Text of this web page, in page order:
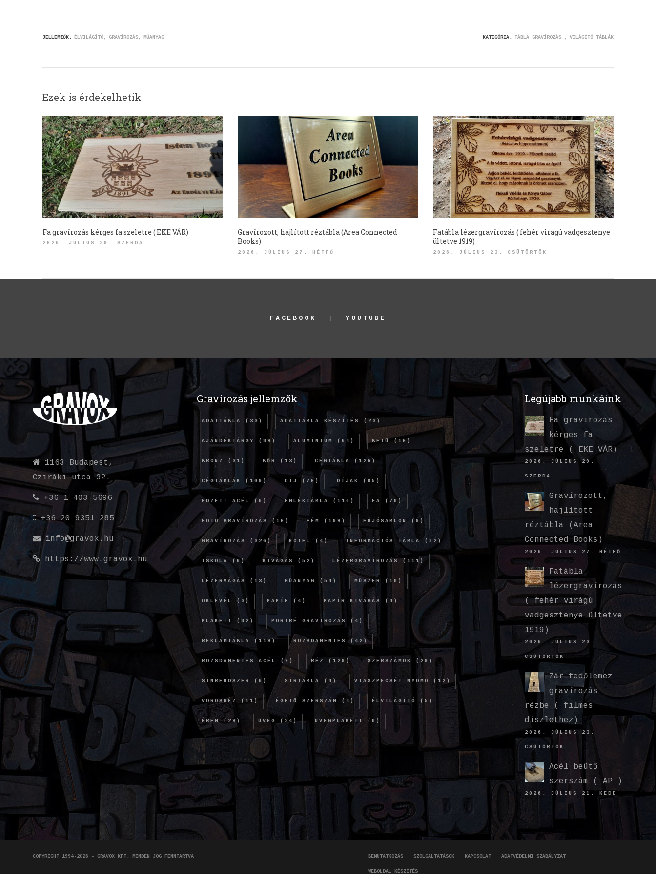
JELLEMZŐK: ÉLVILÁGÍTÓ GRAVÍROZÁS MŰANYAG KATEGÓRIA: TÁBLA GRAVÍROZÁS VILÁGÍTÓ TÁBLÁK
Ezek is érdekelhetik
Fa gravírozás kérges fa szeletre ( EKE VÁR)
2026. JÚLIUS 29. SZERDA
Gravírozott, hajlított réztábla (Area Connected
Books)
2026. JÚLIUS 27. HÉTFŐ
Fatábla lézergravírozás ( fehér virágú vadgesztenye
ültetve 1919)
2026. JÚLIUS 23. CSÜTÖRTÖK
FACEBOOK YOUTUBE
1163 Budapest,
Cziráki utca 32.
+36 1 403 5696
+36 20 9351 285
info@gravox.hu
https://www.gravox.hu
Gravírozás jellemzők
ADATTÁBLA (33) ADATTÁBLA KÉSZÍTÉS (23)
AJÁNDÉKTÁRGY (89) ALUMÍNIUM (64) BETŰ (10)
BRONZ (31) BŐR (13) CÉGTÁBLA (126)
CÉGTÁBLÁK (109) DÍJ (70) DÍJAK (85)
EDZETT ACÉL (6) EMLÉKTÁBLA (116) FA (78)
FOTÓ GRAVÍROZÁS (10) FÉM (199) FÚJÓSABLON (9)
GRAVÍROZÁS (326) HOTEL (4) INFORMÁCIÓS TÁBLA (82)
ISKOLA (6) KIVÁGÁS (52) LÉZERGRAVÍROZÁS (111)
LÉZERVÁGÁS (13) MŰANYAG (54) MŰSZER (18)
OKLEVÉL (3) PAPÍR (4) PAPÍR KIVÁGÁS (4)
PLAKETT (82) PORTRÉ GRAVÍROZÁS (4)
REKLÁMTÁBLA (119) ROZSDAMENTES (42)
ROZSDAMENTES ACÉL (9) RÉZ (129) SZERSZÁMOK (29)
SÍNRENDSZER (6) SÍRTÁBLA (4) VIASZPECSÉT NYOMÓ (12)
VÖRÖSRÉZ (11) ÉGETŐ SZERSZÁM (4) ÉLVILÁGÍTÓ (5)
ÉREM(29) ÜVEG (24) ÜVEGPLAKETT (8)
Legújabb munkáink
Fa gravírozás
kérges fa
szeletre ( EKE VÁR)
2026. JÚLIUS 29.
SZERDA
Gravírozott,
hajlított
réztábla (Area
Connected Books)
2026. JÚLIUS 27. HÉTFŐ
Fatábla
lézergravírozás
( fehér virágú
vadgesztenye ültetve
1919)
2026. JÚLIUS 23.
CSÜTÖRTÖK
Zár fedőlemez
gravírozás
rézbe ( filmes
díszlethez)
2026. JÚLIUS 23.
CSÜTÖRTÖK
Acél beütő
szerszám ( AP )
2026. JÚLIUS 21. KEDD
COPYRIGHT 1994-2026 - GRAVOX KFT. MINDEN JOG FENNTARTVA BEMUTATKOZÁS SZOLGÁLTATÁSOK KAPCSOLAT ADATVÉDELMI SZABÁLYZAT
WEBOLDAL KÉSZÍTÉS